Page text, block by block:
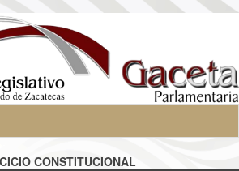
CONSTITUCIONAL